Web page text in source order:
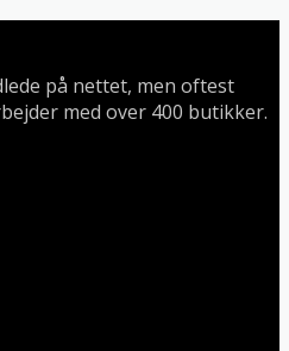
på nettet, men oftest
med over 400 butikker.